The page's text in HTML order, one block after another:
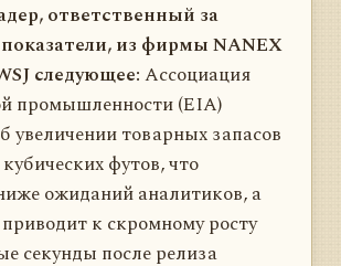
ответственный за
из фирмы NANEX
следующее:Ассоциация
промышленности (EIA)
увеличении товарных запасов
футов, что
ожиданий аналитиков, а
к скромному росту
секунды после релиза